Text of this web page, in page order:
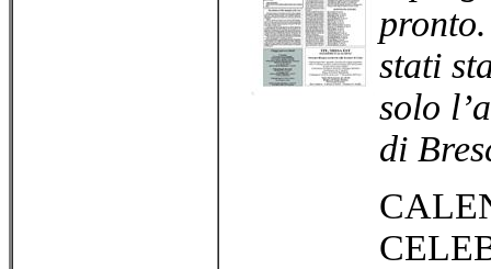
stati
solo
di